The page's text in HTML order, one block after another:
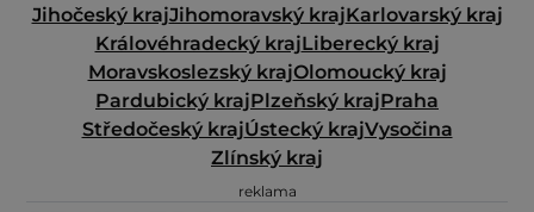
Jihočeský krajJihomoravský krajKarlovarský kraj
Královéhradecký krajLiberecký kraj
Moravskoslezský krajOlomoucký kraj
Pardubický krajPlzeňský krajPraha
Středočeský krajÚstecký krajVysočina
Zlínský kraj
reklama